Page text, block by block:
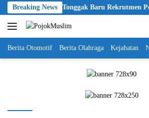
Skip
to
content
Breaking News
2026 Disebut Tonggak Baru Rekrutmen Polri
Berita Otomotif Berita Olahraga Kejahatan